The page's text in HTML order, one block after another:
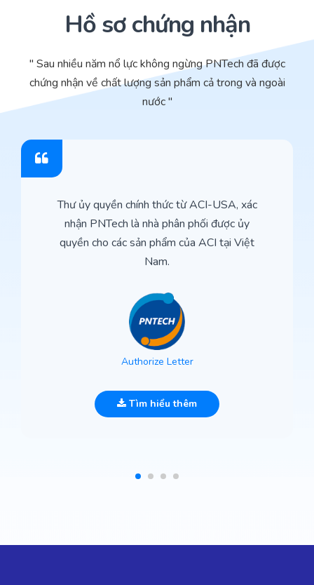
Hồ sơ chứng nhận
" Sau nhiều năm nổ lực không ngừng PNTech đã được
chứng nhận về chất lượng sản phẩm cả trong và ngoài
nước "
Thư ủy quyền chính thức từ ACI-USA, xác
nhận PNTech là nhà phân phối được ủy
quyền cho các sản phẩm của ACI tại Việt
Nam.
Authorize Letter
Tìm hiểu thêm